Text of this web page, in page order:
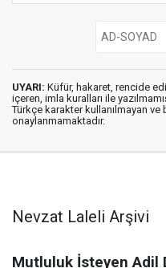
UYARI: Küfür, hakaret, rencide
içeren, imla kuralları ile
Türkçe karakter kullanılmayan ve
onaylanmamaktadır.
Nevzat Laleli Arşivi
Mutluluk İsteyen Adil